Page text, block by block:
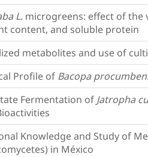
L. microgreens: effect of
content, and soluble protein
metabolites and use of
Profile of Bacopa
Fermentation of Jatropha
Knowledge and Study of
in México